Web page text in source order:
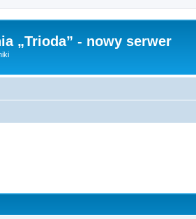
„Trioda” - nowy serwer